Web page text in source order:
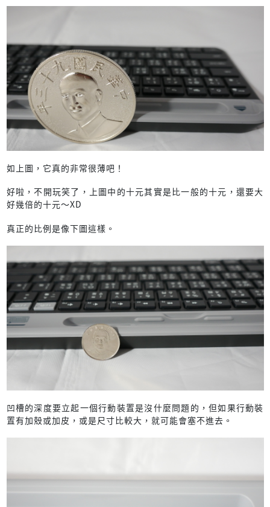
如上圖，它真的非常很薄吧！
好啦，不開玩笑了，上圖中的十元其實是比一般的十元，還要大
好幾倍的十元～XD
真正的比例是像下圖這樣。
凹槽的深度要立起一個行動裝置是沒什麼問題的，但如果行動裝
置有加殼或加皮，或是尺寸比較大，就可能會塞不進去。